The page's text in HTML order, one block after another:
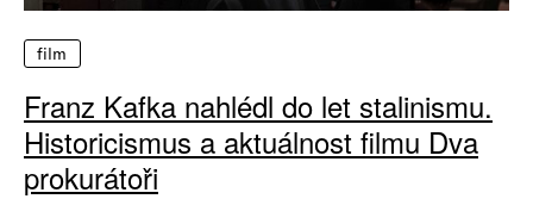
film
Franz Kafka nahlédl do let stalinismu.
Historicismus a aktuálnost filmu Dva
prokurátoři